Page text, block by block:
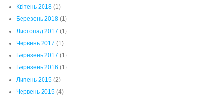
Квітень 2018 (1)
Березень 2018 (1)
Листопад 2017 (1)
Червень 2017 (1)
Березень 2017 (1)
Березень 2016 (1)
Липень 2015 (2)
Червень 2015 (4)